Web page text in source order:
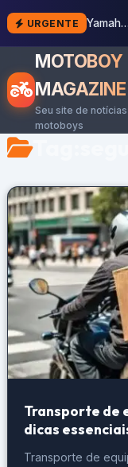
URGENTE Yamaha XMAX 300 Connected 2027: novidades e preço
MOTOBOY
MAGAZINE
Seu site de
motoboys
Tag:
Transporte de
dicas
Transporte de